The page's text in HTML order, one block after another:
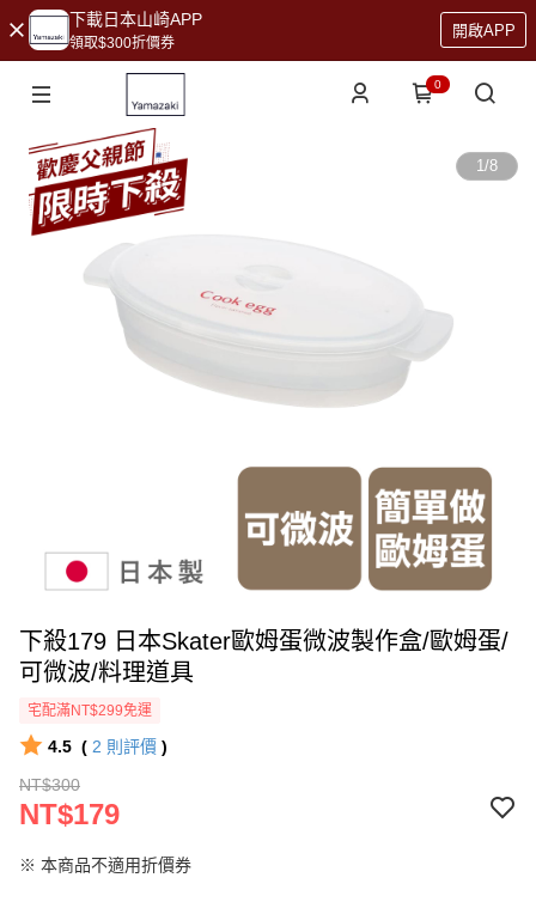
下載日本山崎APP
領取$300折價券
開啟APP
0
1/8
下殺179 日本Skater歐姆蛋微波製作盒/歐姆蛋/
可微波/料理道具
宅配滿NT$299免運
4.5 ( 2 則評價 )
NT$300
NT$179
※ 本商品不適用折價券